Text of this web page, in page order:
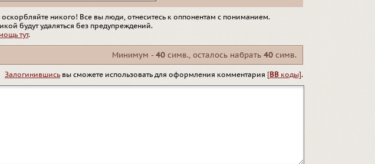
никого! Все вы люди, отнеситесь к оппонентам с пониманием.
будут удаляться без предупреждений.
тут.
Минимум -40 симв., осталось набрать 40 симв.
Залогинившись вы сможете использовать для оформления комментария [BB коды].